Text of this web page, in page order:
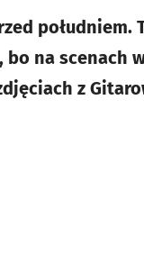
południem.
na scenach
z